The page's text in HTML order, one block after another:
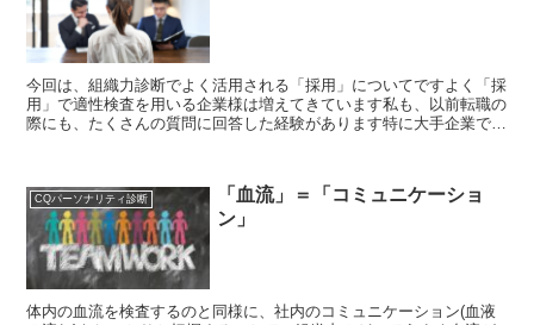
今回は、組織力診断でよく活用される「採用」についてですよく「採
用」で適性検査を用いる企業様は増えてきています私も、以前転職の
際にも、たくさんの質問に回答した経験があります特に大手企業では
CQパーソナリティ診断
「血流」＝「コミュニケーショ
ン」
体内の血流を検査するのと同様に、社内のコミュニケーション(血液